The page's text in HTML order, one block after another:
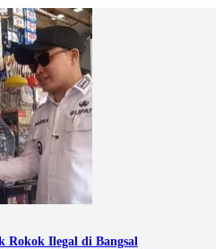
Rokok Ilegal di Bangsal